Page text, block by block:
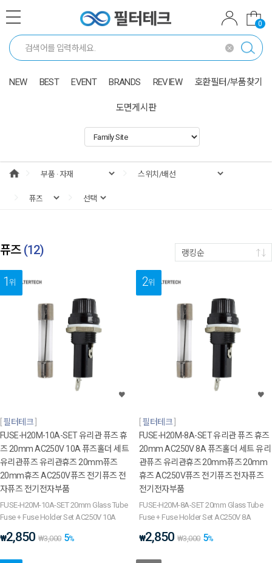
0
NEW BEST EVENT BRANDS REVIEW 호환필터/부품찾기
도면게시판
퓨즈 (12) 랭킹순
1위
필터테크
FUSE-H20M-10A-SET 유리관 퓨즈 휴
즈 20mm AC250V 10A 퓨즈홀더 세트
유리관퓨즈 유리관휴즈 20mm퓨즈
20mm휴즈 AC250V퓨즈 전기퓨즈 전
자퓨즈 전기전자부품
FUSE-H20M-10A-SET 20mm Glass Tube
Fuse + Fuse Holder Set AC250V 10A
₩2,850 ₩3,000 5%
2위
필터테크
FUSE-H20M-8A-SET 유리관 퓨즈 휴즈
20mm AC250V 8A 퓨즈홀더 세트 유리
관퓨즈 유리관휴즈 20mm퓨즈 20mm
휴즈 AC250V퓨즈 전기퓨즈 전자퓨즈
전기전자부품
FUSE-H20M-8A-SET 20mm Glass Tube
Fuse + Fuse Holder Set AC250V 8A
₩2,850 ₩3,000 5%